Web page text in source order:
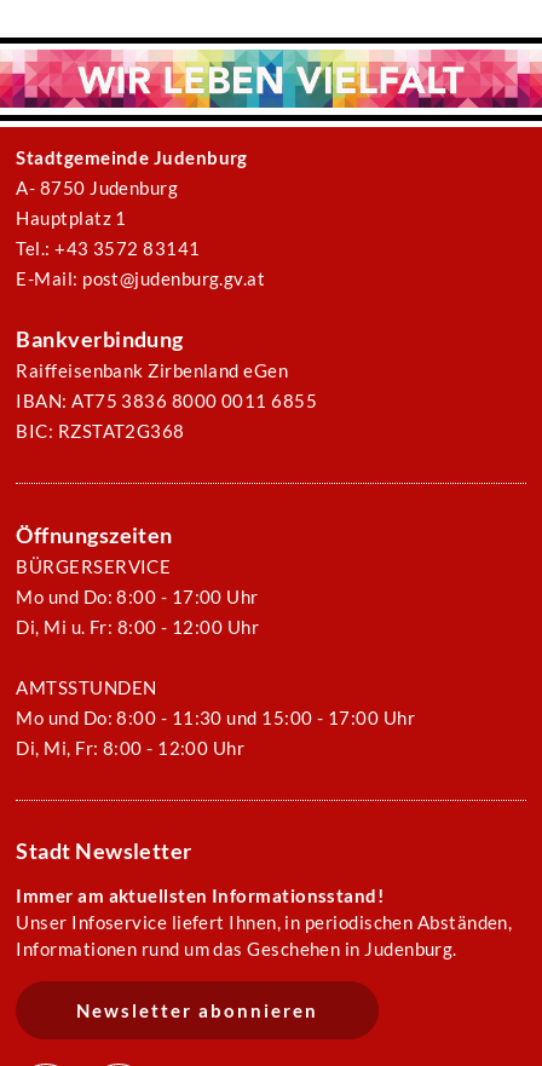
Stadtgemeinde Judenburg
A- 8750 Judenburg
Hauptplatz 1
Tel.: +43 3572 83141
E-Mail: post@judenburg.gv.at
Bankverbindung
Raiffeisenbank Zirbenland eGen
IBAN: AT75 3836 8000 0011 6855
BIC: RZSTAT2G368
Öffnungszeiten
BÜRGERSERVICE
Mo und Do: 8:00 - 17:00 Uhr
Di, Mi u. Fr: 8:00 - 12:00 Uhr
AMTSSTUNDEN
Mo und Do: 8:00 - 11:30 und 15:00 - 17:00 Uhr
Di, Mi, Fr: 8:00 - 12:00 Uhr
Stadt Newsletter
Immer am aktuellsten Informationsstand!
Unser Infoservice liefert Ihnen, in periodischen Abständen,
Informationen rund um das Geschehen in Judenburg.
Newsletter abonnieren